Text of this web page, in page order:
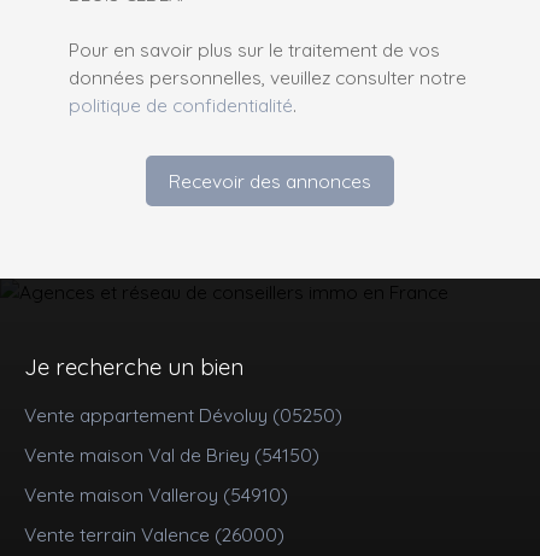
Pour en savoir plus sur le traitement de vos
données personnelles, veuillez consulter notre
politique de confidentialité.
Recevoir des annonces
Je recherche un bien
Vente appartement Dévoluy (05250)
Vente maison Val de Briey (54150)
Vente maison Valleroy (54910)
Vente terrain Valence (26000)